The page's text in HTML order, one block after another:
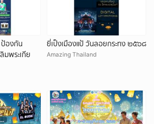
องกัน
มพระเกีย
ยี่เป็งเมืองแป้ วันลอยกระทง ๒๕๖๘
Amazing Thailand